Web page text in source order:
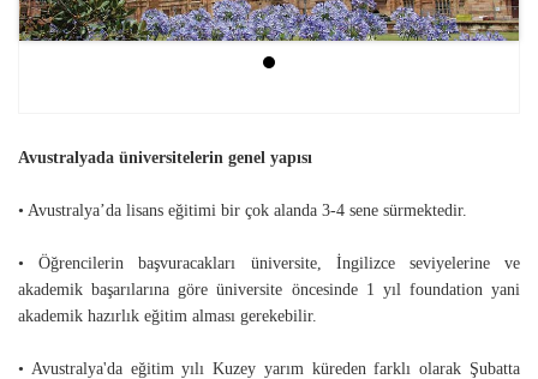
Avustralyada üniversitelerin genel yapısı
• Avustralya’da lisans eğitimi bir çok alanda 3-4 sene sürmektedir.
• Öğrencilerin başvuracakları üniversite, İngilizce seviyelerine ve
akademik başarılarına göre üniversite öncesinde 1 yıl foundation yani
akademik hazırlık eğitim alması gerekebilir.
• Avustralya'da eğitim yılı Kuzey yarım küreden farklı olarak Şubatta